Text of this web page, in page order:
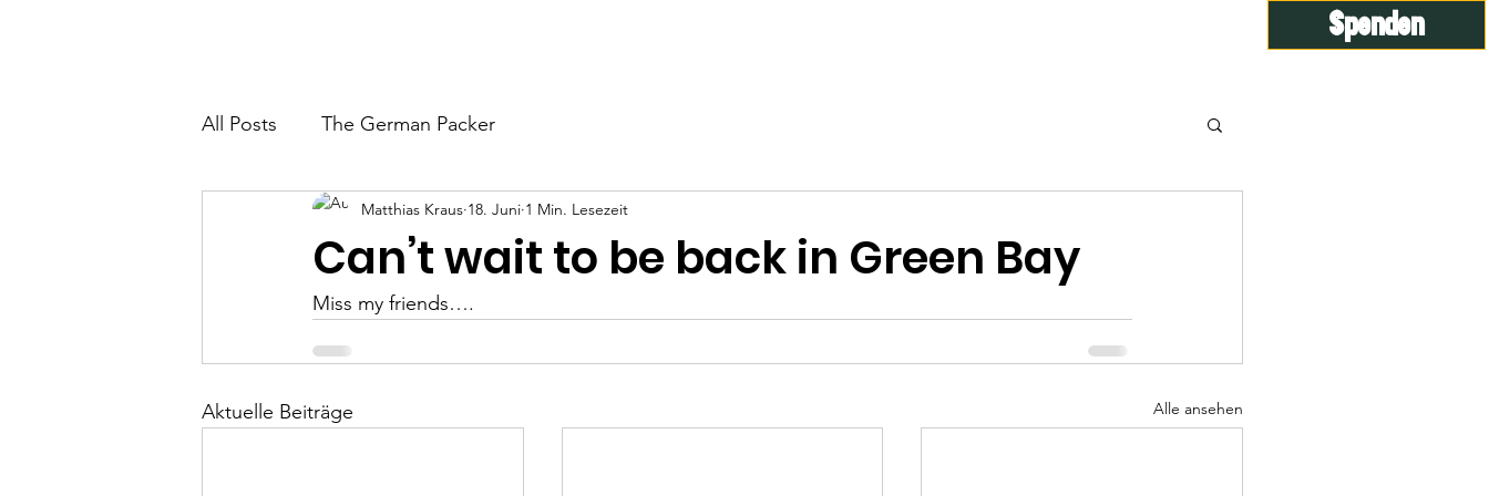
Spenden
All Posts The German Packer
Can’t wait to be back in Green Bay
Matthias Kraus 18. Juni 1 Min. Lesezeit
Miss my friends….
Aktuelle Beiträge Alle ansehen